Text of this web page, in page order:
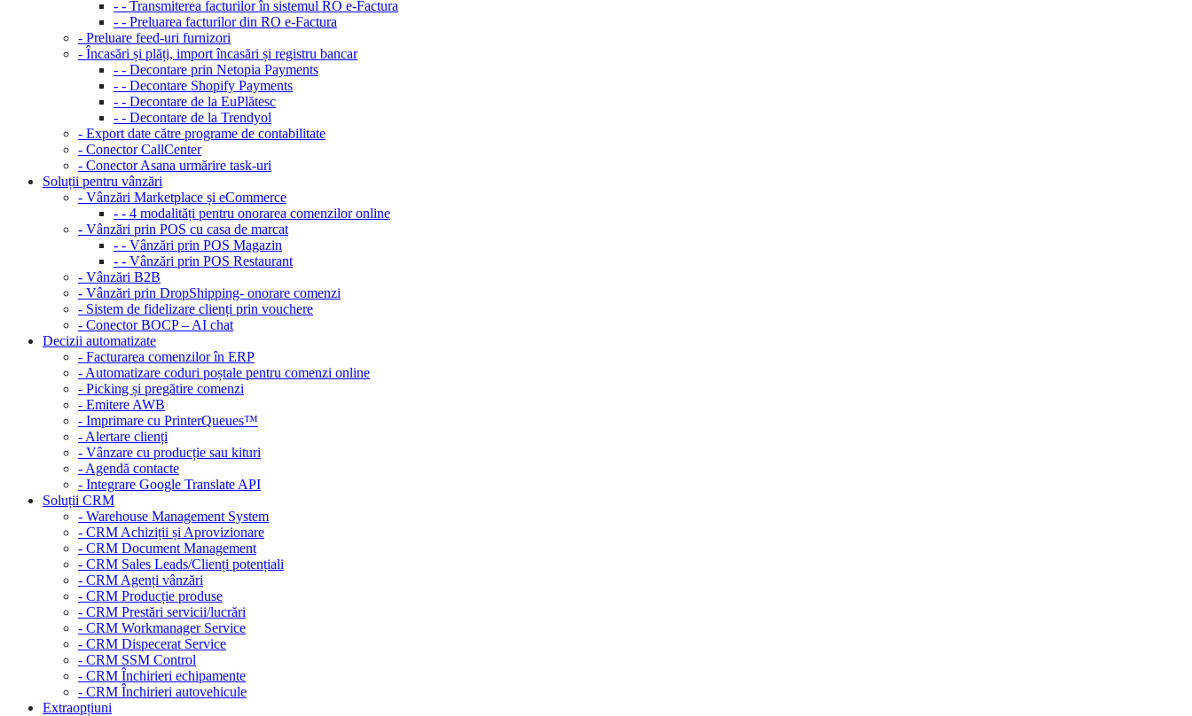
- - Transmiterea facturilor în sistemul RO e-Factura
- - Preluarea facturilor din RO e-Factura
- Preluare feed-uri furnizori
- Încasări și plăți, import încasări și registru bancar
- - Decontare prin Netopia Payments
- - Decontare Shopify Payments
- - Decontare de la EuPlătesc
- - Decontare de la Trendyol
- Export date către programe de contabilitate
- Conector CallCenter
- Conector Asana urmărire task-uri
Soluții pentru vânzări
- Vânzări Marketplace și eCommerce
- - 4 modalități pentru onorarea comenzilor online
- Vânzări prin POS cu casa de marcat
- - Vânzări prin POS Magazin
- - Vânzări prin POS Restaurant
- Vânzări B2B
- Vânzări prin DropShipping- onorare comenzi
- Sistem de fidelizare clienți prin vouchere
- Conector BOCP – AI chat
Decizii automatizate
- Facturarea comenzilor în ERP
- Automatizare coduri poștale pentru comenzi online
- Picking și pregătire comenzi
- Emitere AWB
- Imprimare cu PrinterQueues™
- Alertare clienți
- Vânzare cu producție sau kituri
- Agendă contacte
- Integrare Google Translate API
Soluții CRM
- Warehouse Management System
- CRM Achiziții și Aprovizionare
- CRM Document Management
- CRM Sales Leads/Clienți potențiali
- CRM Agenți vânzări
- CRM Producție produse
- CRM Prestări servicii/lucrări
- CRM Workmanager Service
- CRM Dispecerat Service
- CRM SSM Control
- CRM Închirieri echipamente
- CRM Închirieri autovehicule
Extraopțiuni